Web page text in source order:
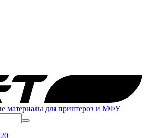
материалы для принтеров и МФУ